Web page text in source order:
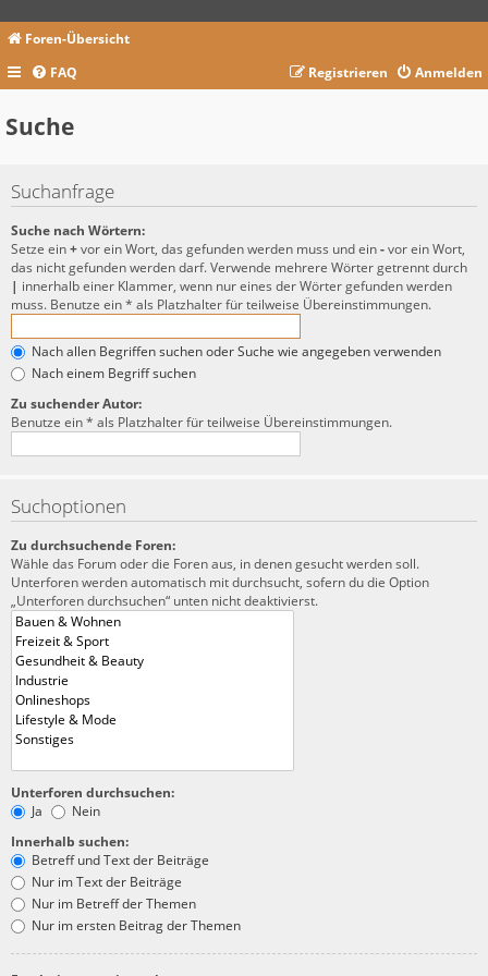
Foren-Übersicht
FAQ
Anmelden
Registrieren
Suche
Suchanfrage
Suche nach Wörtern:
Setze ein+vor ein Wort, das gefunden werden muss und ein-vor ein Wort,
das nicht gefunden werden darf. Verwende mehrere Wörter getrennt durch
| innerhalb einer Klammer, wenn nur eines der Wörter gefunden werden
muss. Benutze ein * als Platzhalter für teilweise Übereinstimmungen.
Nach allen Begriffen suchen oder Suche wie angegeben verwenden
Nach einem Begriff suchen
Zu suchender Autor:
Benutze ein * als Platzhalter für teilweise Übereinstimmungen.
Suchoptionen
Zu durchsuchende Foren:
Wähle das Forum oder die Foren aus, in denen gesucht werden soll.
Unterforen werden automatisch mit durchsucht, sofern du die Option
„Unterforen durchsuchen“ unten nicht deaktivierst.
Unterforen durchsuchen:
Ja
Nein
Innerhalb suchen:
Betreff und Text der Beiträge
Nur im Text der Beiträge
Nur im Betreff der Themen
Nur im ersten Beitrag der Themen